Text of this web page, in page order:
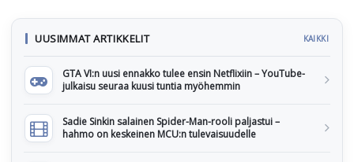
UUSIMMAT ARTIKKELIT KAIKKI
GTA VI:n uusi ennakko tulee ensin Netflixiin – YouTube-
julkaisu seuraa kuusi tuntia myöhemmin
Sadie Sinkin salainen Spider-Man-rooli paljastui –
hahmo on keskeinen MCU:n tulevaisuudelle